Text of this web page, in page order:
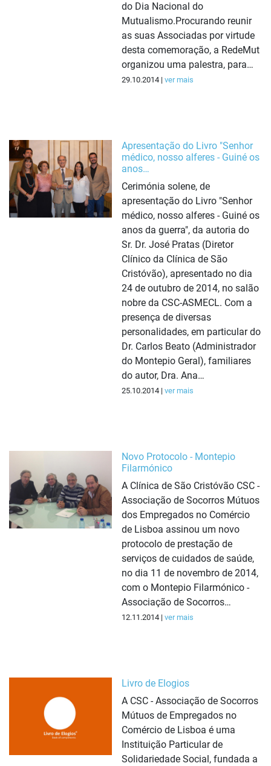
do Dia Nacional do
Mutualismo.Procurando reunir
as suas Associadas por virtude
desta comemoração, a RedeMut
organizou uma palestra, para…
29.10.2014 | ver mais
Apresentação do Livro "Senhor
médico, nosso alferes - Guiné os
anos…
Cerimónia solene, de
apresentação do Livro "Senhor
médico, nosso alferes - Guiné os
anos da guerra", da autoria do
Sr. Dr. José Pratas (Diretor
Clínico da Clínica de São
Cristóvão), apresentado no dia
24 de outubro de 2014, no salão
nobre da CSC-ASMECL. Com a
presença de diversas
personalidades, em particular do
Dr. Carlos Beato (Administrador
do Montepio Geral), familiares
do autor, Dra. Ana…
25.10.2014 | ver mais
Novo Protocolo - Montepio
Filarmónico
A Clínica de São Cristóvão CSC -
Associação de Socorros Mútuos
dos Empregados no Comércio
de Lisboa assinou um novo
protocolo de prestação de
serviços de cuidados de saúde,
no dia 11 de novembro de 2014,
com o Montepio Filarmónico -
Associação de Socorros…
12.11.2014 | ver mais
Livro de Elogios
A CSC - Associação de Socorros
Mútuos de Empregados no
Comércio de Lisboa é uma
Instituição Particular de
Solidariedade Social, fundada a